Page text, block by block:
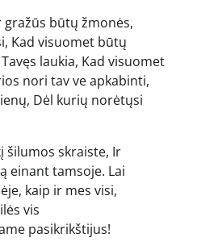
gražūs būtų žmonės,
Kad visuomet būtų
laukia, Kad visuomet
nori tav ve apkabinti,
Dėl kurių norėtųsi
šilumos skraiste, Ir
einant tamsoje. Lai
kaip ir mes visi,
vis
pasikrikštijus!